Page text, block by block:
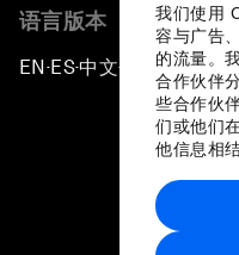
我们使用
容与广告
的流量。
合作伙伴
些合作伙
们或他们
他信息相结
语言版本
EN ▪ES▪中文▪ 日本語